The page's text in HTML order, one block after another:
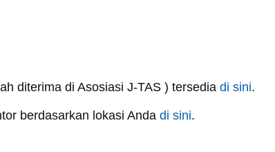
diterima di Asosiasi J-TAS ) tersedia di sini.
berdasarkan lokasi Anda di sini.